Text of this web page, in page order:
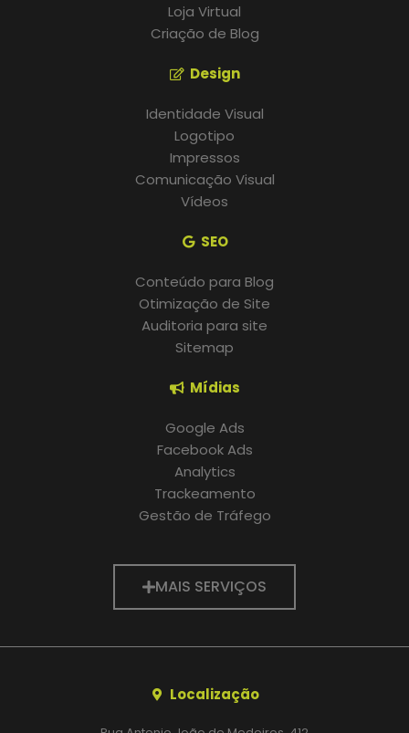
Loja Virtual
Criação de Blog
Design
Identidade Visual
Logotipo
Impressos
Comunicação Visual
Vídeos
SEO
Conteúdo para Blog
Otimização de Site
Auditoria para site
Sitemap
Mídias
Google Ads
Facebook Ads
Analytics
Trackeamento
Gestão de Tráfego
MAIS SERVIÇOS
Localização